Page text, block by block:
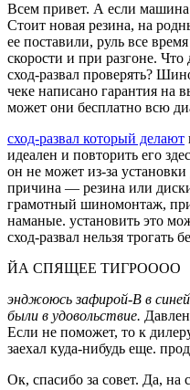
Всем привет. А если машина
Стоит новая резина, на
ее поставили, руль все
скорости и при разгоне. Что
сход-развал проверять?
чеке написано гарантия на
может они бесплатно всю
сход-развал который делают
идеален и повторить его
он не может из-за
причина — резина или
грамотный шиномонтаж,
наманые. установить это
сход-развал нельзя трогать
ЙА СПЯЩЕЕ ТИГРОООО
энджоюсь зафирой-В в синей
были в удовольствие.
Если не поможет, то к
заехал куда-нибудь еще.
Ок, спасибо за совет. Да, на